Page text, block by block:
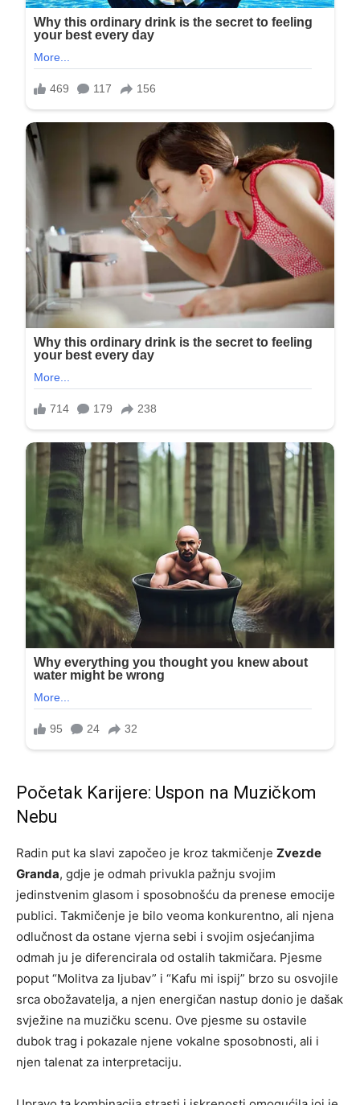
Početak Karijere: Uspon na Muzičkom
Nebu
Radin put ka slavi započeo je kroz takmičenje Zvezde
Granda, gdje je odmah privukla pažnju svojim
jedinstvenim glasom i sposobnošću da prenese emocije
publici. Takmičenje je bilo veoma konkurentno, ali njena
odlučnost da ostane vjerna sebi i svojim osjećanjima
odmah ju je diferencirala od ostalih takmičara. Pjesme
poput “Molitva za ljubav” i “Kafu mi ispij” brzo su osvojile
srca obožavatelja, a njen energičan nastup donio je dašak
svježine na muzičku scenu. Ove pjesme su ostavile
dubok trag i pokazale njene vokalne sposobnosti, ali i
njen talenat za interpretaciju.